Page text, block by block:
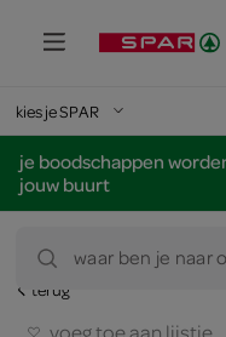
kies je SPAR
je boodschappen
jouw buurt
waar ben je naar
terug
voeg toe aan lijstje